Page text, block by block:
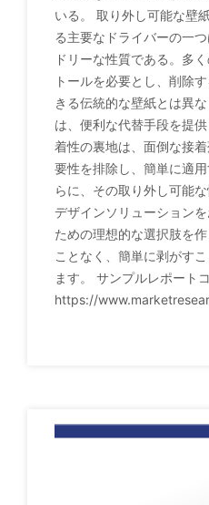
いる。 取り外し可能な壁
る主要なドライバーの一
ドリーな性質である。多
トールを必要とし、削除
きる伝統的な壁紙とは異
は、便利な代替手段を提
着性の裏地は、面倒な接
要性を排除し、簡単に適
らに、その取り外し可能
デザインソリューション
ための理想的な選択肢を
ことなく、簡単に剥がす
ます。 サンプルレポート
https://